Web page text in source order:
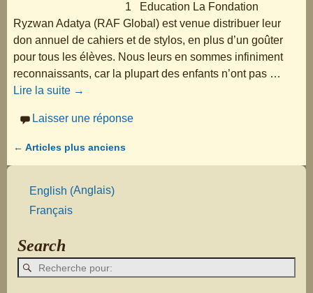
1 Education La Fondation
Ryzwan Adatya (RAF Global) est venue distribuer leur
don annuel de cahiers et de stylos, en plus d’un goûter
pour tous les élèves. Nous leurs en sommes infiniment
reconnaissants, car la plupart des enfants n’ont pas …
Lire la suite →
Laisser une réponse
← Articles plus anciens
English (Anglais)
Français
Search